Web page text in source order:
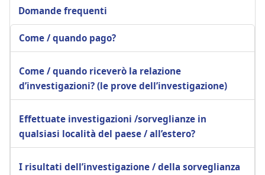
Domande frequenti
Come / quando pago?
Come / quando riceverò la relazione
d’investigazioni? (le prove dell’investigazione)
Effettuate investigazioni /sorveglianze in
qualsiasi località del paese / all’estero?
I risultati dell’investigazione / della sorveglianza